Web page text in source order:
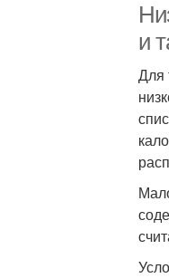
и
Для